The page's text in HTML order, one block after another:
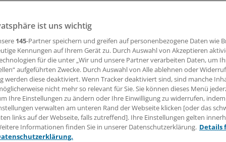
05:00 Uhr
staunt derzeit über einen zehnjährigen Jungen, der zwar
Sprachgenie entpuppt und inzwischen zehn
Oldbury in der englischen Region West Midlands hat
gelernt, mit acht Jahren Deutsch und mit neun
sei dies nicht besonders schwierig gewesen, sagte
ist uns wichtig
145-Partner speichern und greifen auf personenbezogene Daten wie
Kennungen auf Ihrem Gerät zu. Durch Auswahl von Akzeptieren
für die unter „Wir und unsere Partner verarbeiten Daten, um
aufgeführten Zwecke. Durch Auswahl von Alle ablehnen oder
werden diese deaktiviert. Wenn Tracker deaktiviert sind, sind manche
nicht mehr so relevant für Sie. Sie können dieses Menü
Ihre Einstellungen zu ändern oder Ihre Einwilligung zu widerrufen, indem
verwalten am unteren Rand der Webseite klicken [oder das
links auf der Webseite, falls zutreffend]. Ihre Einstellungen gelten
Informationen finden Sie in unserer Datenschutzerklärung. Details